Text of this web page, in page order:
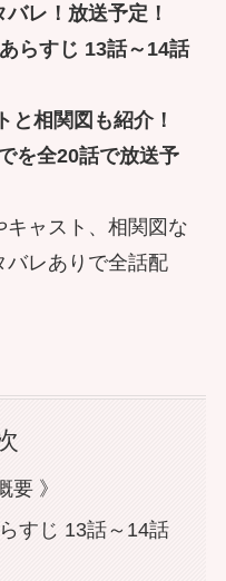
レ！放送予定！
らすじ 13話～14話
と相関図も紹介！
を全20話で放送予
ャスト、相関図な
バレありで全話配
要 》
すじ 13話～14話